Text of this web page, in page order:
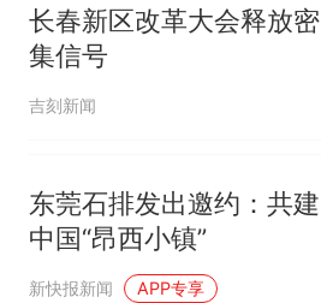
长春新区改革大会释放密
集信号
吉刻新闻
东莞石排发出邀约：共建
中国“昂西小镇”
新快报新闻 APP专享